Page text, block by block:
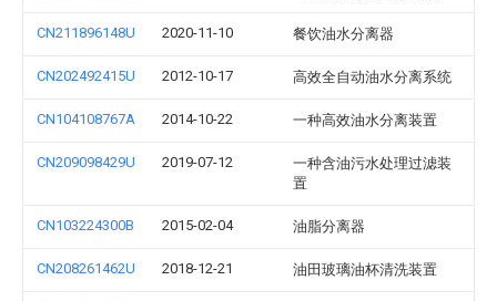
CN211896148U 2020-11-10 餐饮油水分离器
CN202492415U 2012-10-17 高效全自动油水分离系统
CN104108767A 2014-10-22 一种高效油水分离装置
CN209098429U 2019-07-12
一种含油污水处理过滤装
置
CN103224300B 2015-02-04 油脂分离器
CN208261462U 2018-12-21 油田玻璃油杯清洗装置